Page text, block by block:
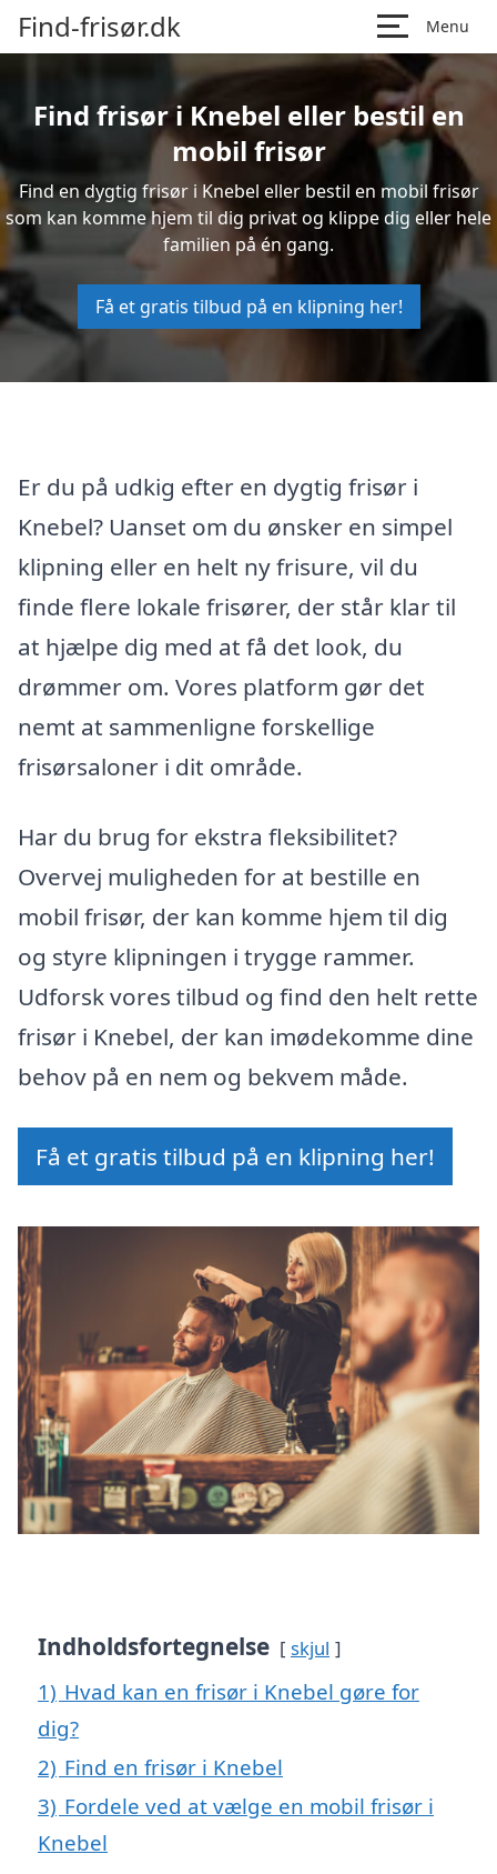
Find-frisør.dk Menu
Find frisør i Knebel eller bestil en
mobil frisør
Find en dygtig frisør i Knebel eller bestil en mobil frisør
som kan komme hjem til dig privat og klippe dig eller hele
familien på én gang.
Få et gratis tilbud på en klipning her!
Er du på udkig efter en dygtig frisør i
Knebel? Uanset om du ønsker en simpel
klipning eller en helt ny frisure, vil du
finde flere lokale frisører, der står klar til
at hjælpe dig med at få det look, du
drømmer om. Vores platform gør det
nemt at sammenligne forskellige
frisørsaloner i dit område.
Har du brug for ekstra fleksibilitet?
Overvej muligheden for at bestille en
mobil frisør, der kan komme hjem til dig
og styre klipningen i trygge rammer.
Udforsk vores tilbud og find den helt rette
frisør i Knebel, der kan imødekomme dine
behov på en nem og bekvem måde.
Få et gratis tilbud på en klipning her!
Indholdsfortegnelse skjul
1) Hvad kan en frisør i Knebel gøre for
dig?
2) Find en frisør i Knebel
3) Fordele ved at vælge en mobil frisør i
Knebel